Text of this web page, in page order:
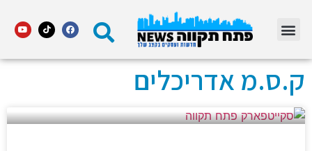
ק.ס.מ אדריכלים